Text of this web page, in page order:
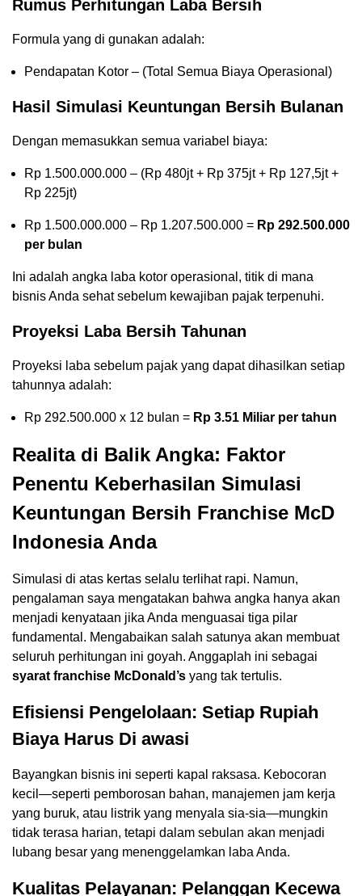
Rumus Perhitungan Laba Bersih
Formula yang di gunakan adalah:
Pendapatan Kotor – (Total Semua Biaya Operasional)
Hasil Simulasi Keuntungan Bersih Bulanan
Dengan memasukkan semua variabel biaya:
Rp 1.500.000.000 – (Rp 480jt + Rp 375jt + Rp 127,5jt +
Rp 225jt)
Rp 1.500.000.000 – Rp 1.207.500.000 = Rp 292.500.000
per bulan
Ini adalah angka laba kotor operasional, titik di mana
bisnis Anda sehat sebelum kewajiban pajak terpenuhi.
Proyeksi Laba Bersih Tahunan
Proyeksi laba sebelum pajak yang dapat dihasilkan setiap
tahunnya adalah:
Rp 292.500.000 x 12 bulan = Rp 3.51 Miliar per tahun
Realita di Balik Angka: Faktor
Penentu Keberhasilan Simulasi
Keuntungan Bersih Franchise McD
Indonesia Anda
Simulasi di atas kertas selalu terlihat rapi. Namun,
pengalaman saya mengatakan bahwa angka hanya akan
menjadi kenyataan jika Anda menguasai tiga pilar
fundamental. Mengabaikan salah satunya akan membuat
seluruh perhitungan ini goyah. Anggaplah ini sebagai
syarat franchise McDonald’s yang tak tertulis.
Efisiensi Pengelolaan: Setiap Rupiah
Biaya Harus Di awasi
Bayangkan bisnis ini seperti kapal raksasa. Kebocoran
kecil—seperti pemborosan bahan, manajemen jam kerja
yang buruk, atau listrik yang menyala sia-sia—mungkin
tidak terasa harian, tetapi dalam sebulan akan menjadi
lubang besar yang menenggelamkan laba Anda.
Kualitas Pelayanan: Pelanggan Kecewa